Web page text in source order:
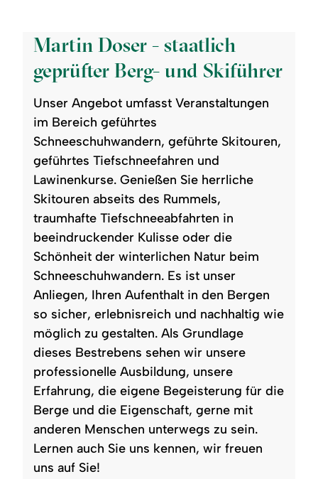
Martin Doser - staatlich
geprüfter Berg- und Skiführer
Unser Angebot umfasst Veranstaltungen
im Bereich geführtes
Schneeschuhwandern, geführte Skitouren,
geführtes Tiefschneefahren und
Lawinenkurse. Genießen Sie herrliche
Skitouren abseits des Rummels,
traumhafte Tiefschneeabfahrten in
beeindruckender Kulisse oder die
Schönheit der winterlichen Natur beim
Schneeschuhwandern. Es ist unser
Anliegen, Ihren Aufenthalt in den Bergen
so sicher, erlebnisreich und nachhaltig wie
möglich zu gestalten. Als Grundlage
dieses Bestrebens sehen wir unsere
professionelle Ausbildung, unsere
Erfahrung, die eigene Begeisterung für die
Berge und die Eigenschaft, gerne mit
anderen Menschen unterwegs zu sein.
Lernen auch Sie uns kennen, wir freuen
uns auf Sie!